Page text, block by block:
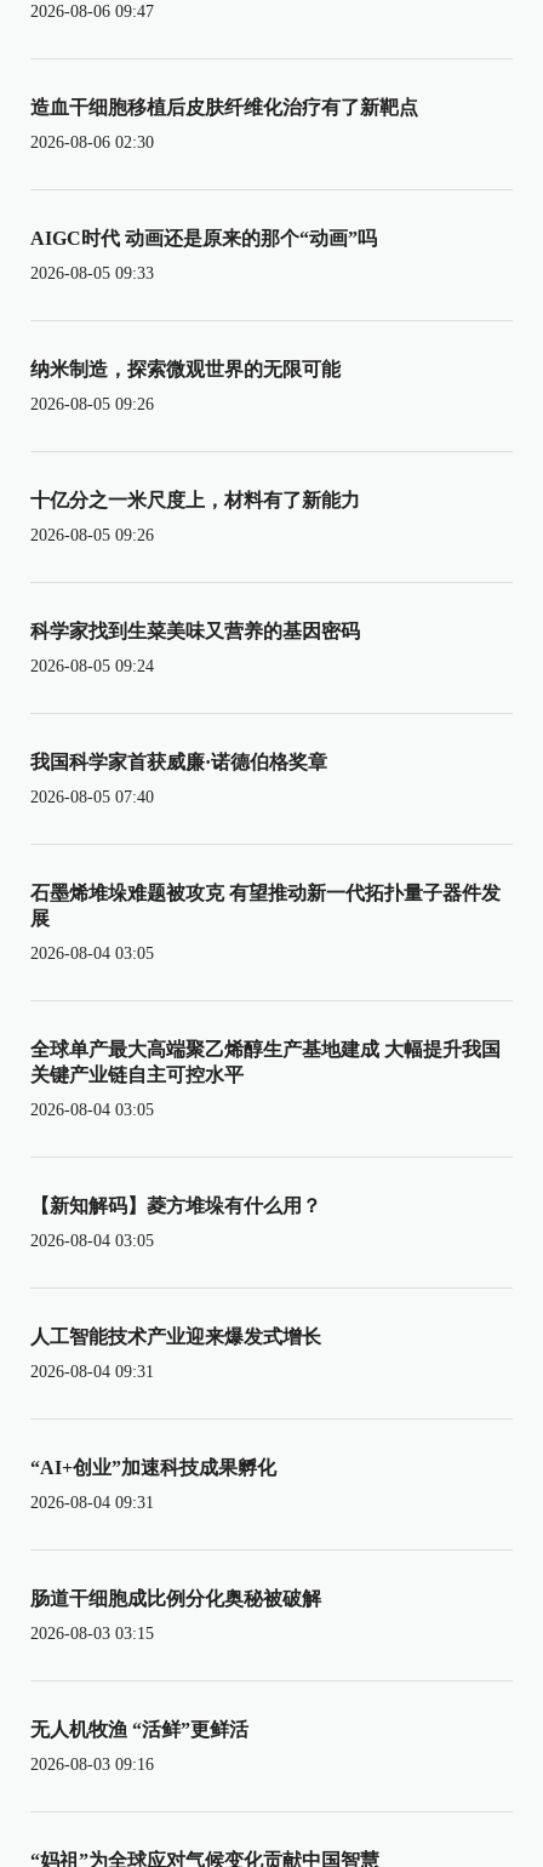
2026-08-06 09:47
造血干细胞移植后皮肤纤维化治疗有了新靶点
2026-08-06 02:30
AIGC时代 动画还是原来的那个“动画”吗
2026-08-05 09:33
纳米制造，探索微观世界的无限可能
2026-08-05 09:26
十亿分之一米尺度上，材料有了新能力
2026-08-05 09:26
科学家找到生菜美味又营养的基因密码
2026-08-05 09:24
我国科学家首获威廉·诺德伯格奖章
2026-08-05 07:40
石墨烯堆垛难题被攻克 有望推动新一代拓扑量子器件发
展
2026-08-04 03:05
全球单产最大高端聚乙烯醇生产基地建成 大幅提升我国
关键产业链自主可控水平
2026-08-04 03:05
【新知解码】菱方堆垛有什么用？
2026-08-04 03:05
人工智能技术产业迎来爆发式增长
2026-08-04 09:31
“AI+创业”加速科技成果孵化
2026-08-04 09:31
肠道干细胞成比例分化奥秘被破解
2026-08-03 03:15
无人机牧渔 “活鲜”更鲜活
2026-08-03 09:16
“妈祖”为全球应对气候变化贡献中国智慧